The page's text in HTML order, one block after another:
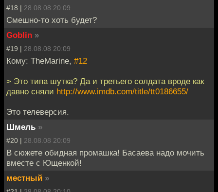
#18 | 28.08.08 20:09
Смешно-то хоть будет?
Goblin »
#19 | 28.08.08 20:09
Кому: TheMarine, #12
> Это типа шутка? Да и третьего солдата вроде как
давно сняли http://www.imdb.com/title/tt0186655/
Это телеверсия.
Шмель »
#20 | 28.08.08 20:09
В сюжете обидная промашка! Басаева надо мочить
вместе с Ющенкой!
местный »